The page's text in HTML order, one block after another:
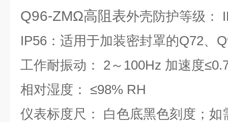
Q96-ZMΩ高阻表外壳防护等级：
IP56：适用于加装密封罩的Q72、
工作耐振动： 2～100Hz 加速度
相对湿度： ≤98% RH
仪表标度尺： 白色底黑色刻度；如